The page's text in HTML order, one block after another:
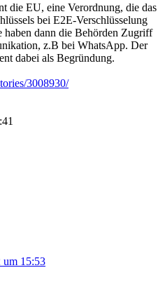
die EU, eine Verordnung, die das
bei E2E-Verschlüsselung
haben dann die Behörden Zugriff
z.B bei WhatsApp. Der
dabei als Begründung.
3008930/
um 15:53